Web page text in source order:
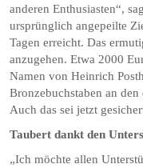
anderen Enthusiasten“,
ursprünglich angepeilte
Tagen erreicht. Das
anzugehen. Etwa 2000
Namen von Heinrich
Bronzebuchstaben an
Auch das sei jetzt
Taubert dankt den
„Ich möchte allen